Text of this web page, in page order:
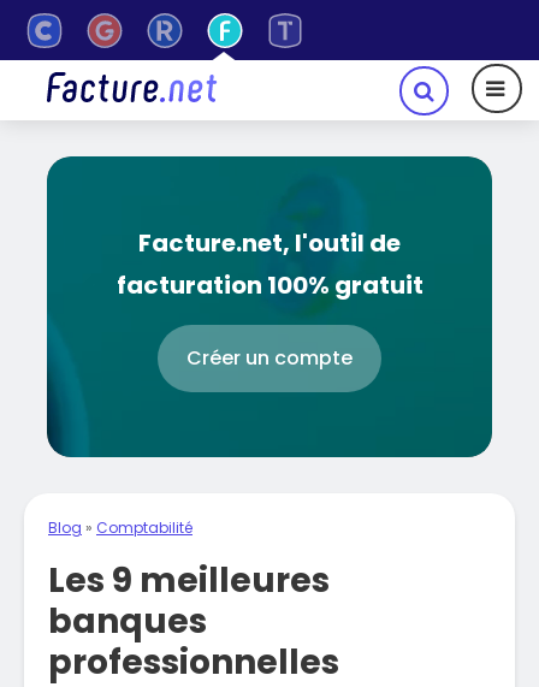
Facture.net, l'outil de
facturation 100% gratuit
Créer un compte
Blog » Comptabilité
Les 9 meilleures
banques
professionnelles